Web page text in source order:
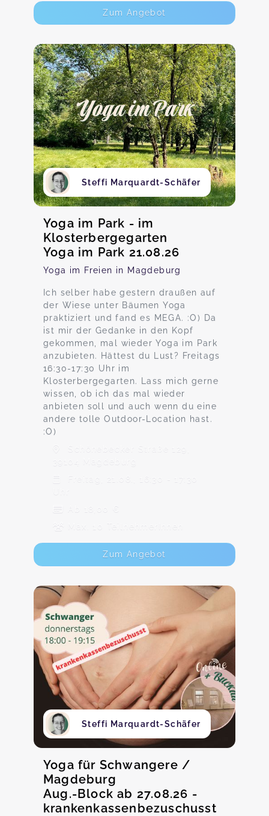
Zum Angebot
Steffi Marquardt-Schäfer
Yoga im Park - im
Klosterbergegarten
Yoga im Park 21.08.26
Yoga im Freien in Magdeburg
Ich selber habe gestern draußen auf
der Wiese unter Bäumen Yoga
praktiziert und fand es MEGA. :O) Da
ist mir der Gedanke in den Kopf
gekommen, mal wieder Yoga im Park
anzubieten. Hättest du Lust? Freitags
16:30-17:30 Uhr im
Klosterbergegarten. Lass mich gerne
wissen, ob ich das mal wieder
anbieten soll und auch wenn du eine
andere tolle Outdoor-Location hast.
:O)
Schönebecker Straße 129,
39104 Magdeburg
Freitag, 21.08., 16:30 - 17:30
Ab 18,00 €
Max. 10 TeilnehmerInnen
Zum Angebot
Steffi Marquardt-Schäfer
Yoga für Schwangere /
Magdeburg
Aug.-Block ab 27.08.26 -
krankenkassenbezuschusst